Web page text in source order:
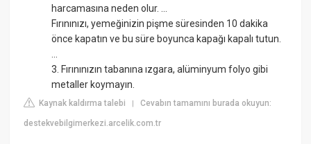
harcamasına neden olur. ...
Fırınınızı, yemeğinizin pişme süresinden 10 dakika
önce kapatın ve bu süre boyunca kapağı kapalı tutun.
...
3. Fırınınızın tabanına ızgara, alüminyum folyo gibi
metaller koymayın.
Kaynak kaldırma talebi |Cevabın tamamını burada okuyun:
destekvebilgimerkezi.arcelik.com.tr